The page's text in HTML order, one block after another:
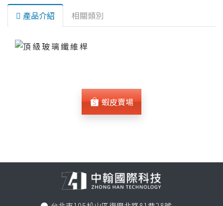
產品介紹 相關類別
蝦皮賣場